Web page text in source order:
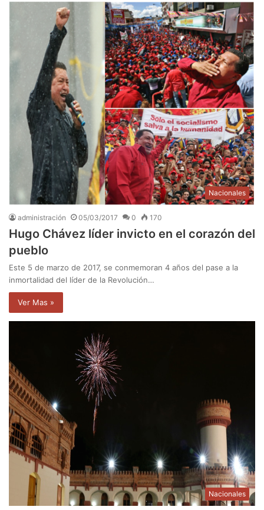
Nacionales
administración 05/03/2017 0 170
Hugo Chávez líder invicto en el corazón del
pueblo
Este 5 de marzo de 2017, se conmemoran 4 años del pase a la
inmortalidad del líder de la Revolución…
Ver Mas »
Nacionales